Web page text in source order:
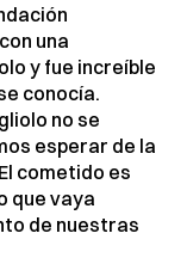
una
y fue increíble
conocía.
no se
esperar de la
cometido es
que vaya
de nuestras